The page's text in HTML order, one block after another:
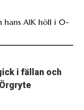
hans AIK höll i 0-
i fällan och